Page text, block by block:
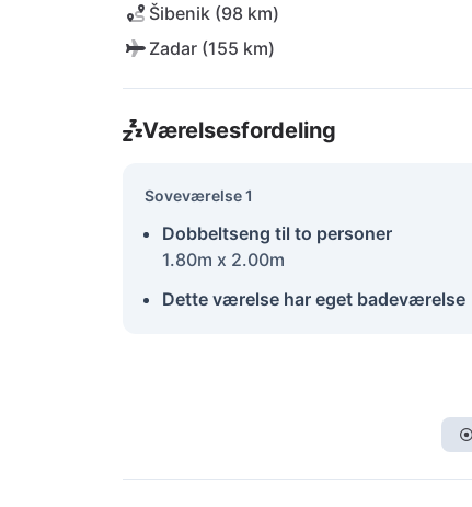
Šibenik (98 km)
Zadar (155 km)
Værelsesfordeling
Soveværelse 1
Dobbeltseng til to personer
1.80m x 2.00m
Dette værelse har eget badeværelse